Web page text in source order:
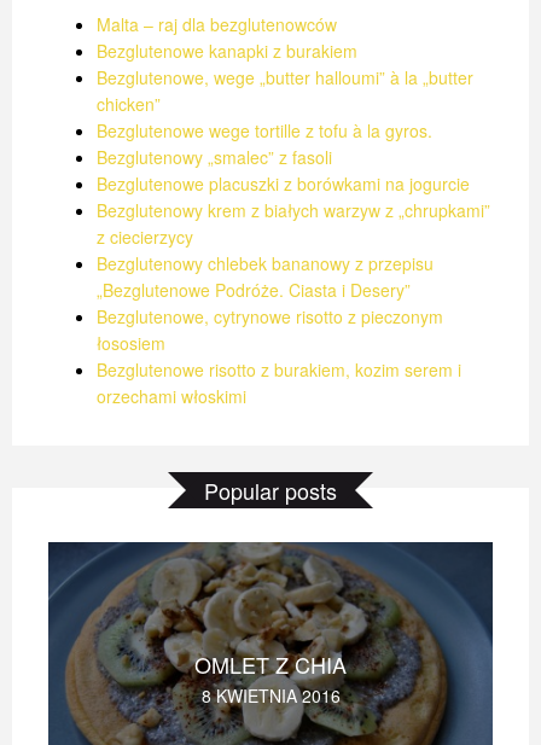
Malta – raj dla bezglutenowców
Bezglutenowe kanapki z burakiem
Bezglutenowe, wege „butter halloumi” à la „butter
chicken”
Bezglutenowe wege tortille z tofu à la gyros.
Bezglutenowy „smalec” z fasoli
Bezglutenowe placuszki z borówkami na jogurcie
Bezglutenowy krem z białych warzyw z „chrupkami”
z ciecierzycy
Bezglutenowy chlebek bananowy z przepisu
„Bezglutenowe Podróże. Ciasta i Desery”
Bezglutenowe, cytrynowe risotto z pieczonym
łososiem
Bezglutenowe risotto z burakiem, kozim serem i
orzechami włoskimi
Popular posts
OMLET Z CHIA
8 KWIETNIA 2016